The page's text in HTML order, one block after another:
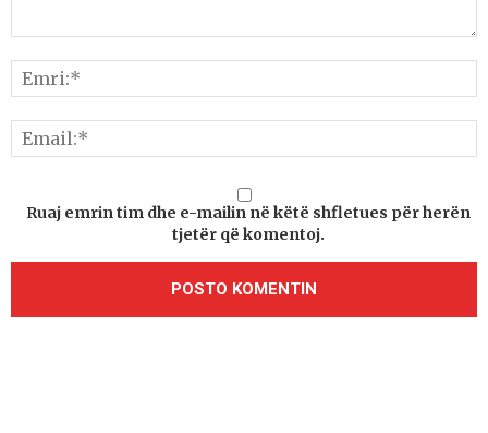
Ruaj emrin tim dhe e-mailin në këtë shfletues për herën
tjetër që komentoj.